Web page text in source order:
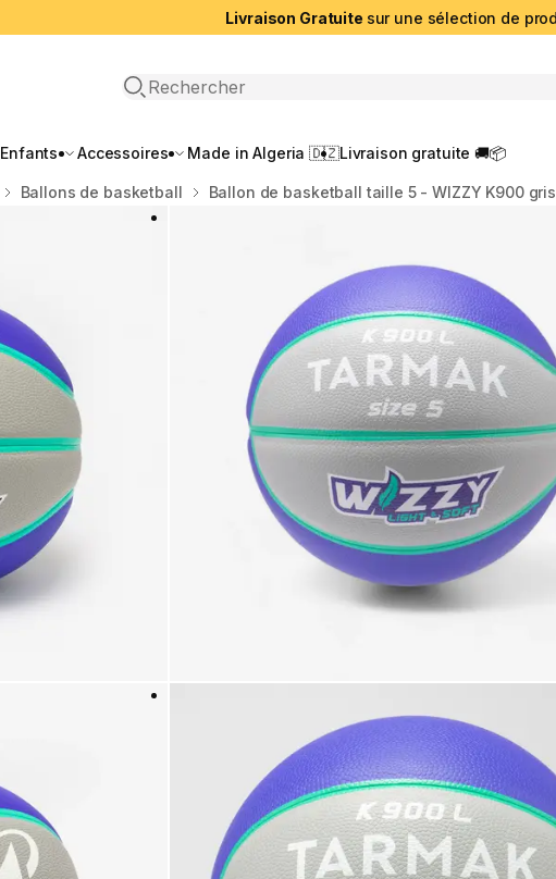
Livraison Gratuite sur une sélection de
Recherche ouverte
Enfants Accessoires Made in Algeria 🇩🇿Livraison gratuite 🚚📦
Ballons de basketball Ballon de basketball taille 5 - WIZZY K900